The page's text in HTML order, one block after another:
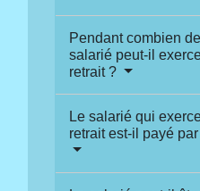
Pendant combien
salarié peut-il
retrait ?
Le salarié qui
retrait est-il payé